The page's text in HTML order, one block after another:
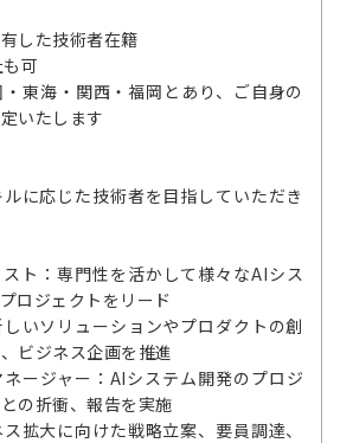
した技術者在籍
可
東海・関西・福岡とあり、ご自身の
いたします
に応じた技術者を目指していただき
ト：専門性を活かして様々なAIシス
ロジェクトをリード
いソリューションやプロダクトの創
ビジネス企画を推進
ージャー：AIシステム開発のプロジ
の折衝、報告を実施
拡大に向けた戦略立案、要員調達、